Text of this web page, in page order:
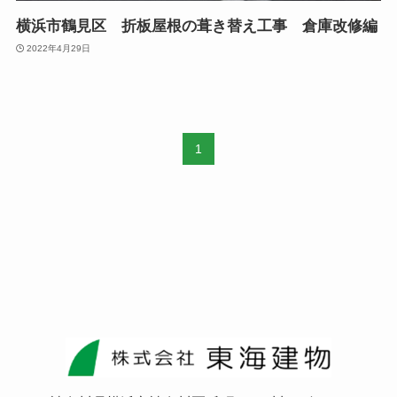
横浜市鶴見区 折板屋根の葺き替え工事 倉庫改修編
2022年4月29日
1